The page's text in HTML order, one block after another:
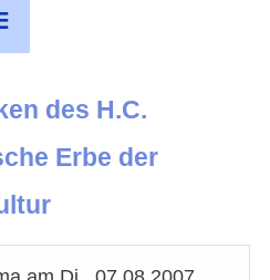
des H.C.
Erbe der